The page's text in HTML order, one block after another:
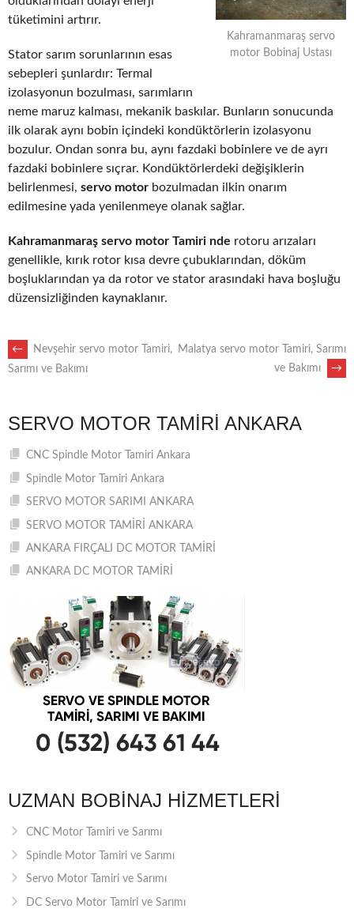
Kahramanmaraş servo
motor Bobinaj Ustası
tüketimini artırır.
Stator sarım sorunlarının esas
sebepleri şunlardır: Termal
izolasyonun bozulması, sarımların
neme maruz kalması, mekanik baskılar. Bunların sonucunda
ilk olarak aynı bobin içindeki kondüktörlerin izolasyonu
bozulur. Ondan sonra bu, aynı fazdaki bobinlere ve de ayrı
fazdaki bobinlere sıçrar. Kondüktörlerdeki değişiklerin
belirlenmesi, servo motor bozulmadan ilkin onarım
edilmesine yada yenilenmeye olanak sağlar.
Kahramanmaraş servo motor Tamiri nde rotoru arızaları
genellikle, kırık rotor kısa devre çubuklarından, döküm
boşluklarından ya da rotor ve stator arasındaki hava boşluğu
düzensizliğinden kaynaklanır.
POST
←
Nevşehir servo motor Tamiri,
Sarımı ve Bakımı
Malatya servo motor Tamiri, Sarımı
ve Bakımı
→
SERVO MOTOR TAMIRI ANKARA
CNC Spindle Motor Tamiri Ankara
Spindle Motor Tamiri Ankara
SERVO MOTOR SARIMI ANKARA
SERVO MOTOR TAMİRİ ANKARA
ANKARA FIRÇALI DC MOTOR TAMİRİ
ANKARA DC MOTOR TAMİRİ
UZMAN BOBINAJ HIZMETLERI
CNC Motor Tamiri ve Sarımı
Spindle Motor Tamiri ve Sarımı
Servo Motor Tamiri ve Sarımı
DC Servo Motor Tamiri ve Sarımı